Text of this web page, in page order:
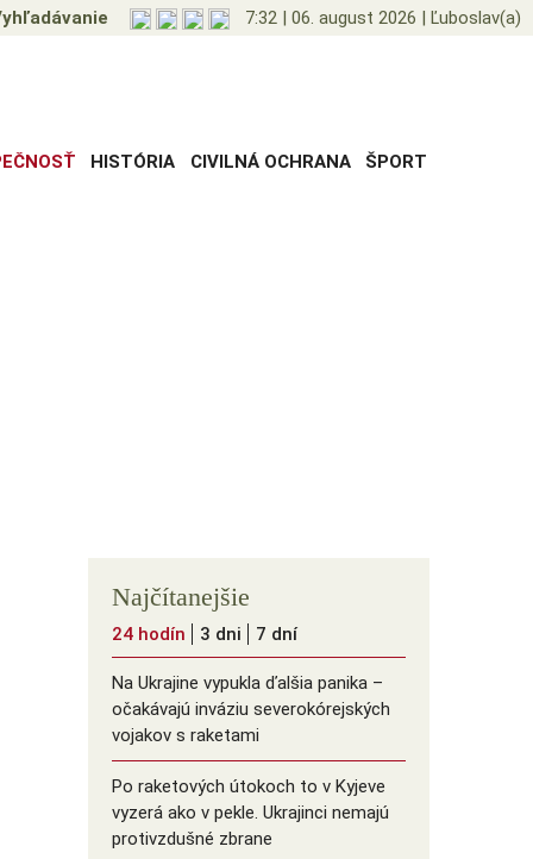
7:32 | 06. august 2026 | Ľuboslav(a)
HISTÓRIA CIVILNÁ OCHRANA ŠPORT
Najčítanejšie
24 hodín 3 dni 7 dní
Na Ukrajine vypukla ďalšia panika –
očakávajú inváziu severokórejských
vojakov s raketami
Po raketových útokoch to v Kyjeve
vyzerá ako v pekle. Ukrajinci nemajú
protivzdušné zbrane